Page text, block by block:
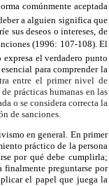
comúnmente aceptada
a alguien significa que
sus deseos o intereses, de
(1996: 107-108). El
el verdadero punto
para comprender la
entre el primer nivel de
prácticas humanas en las
o se considera correcta la
de sanciones.
en general. En primer
práctico de la persona
por qué debe cumplirla;
finalmente preguntarse por
el papel que juega la